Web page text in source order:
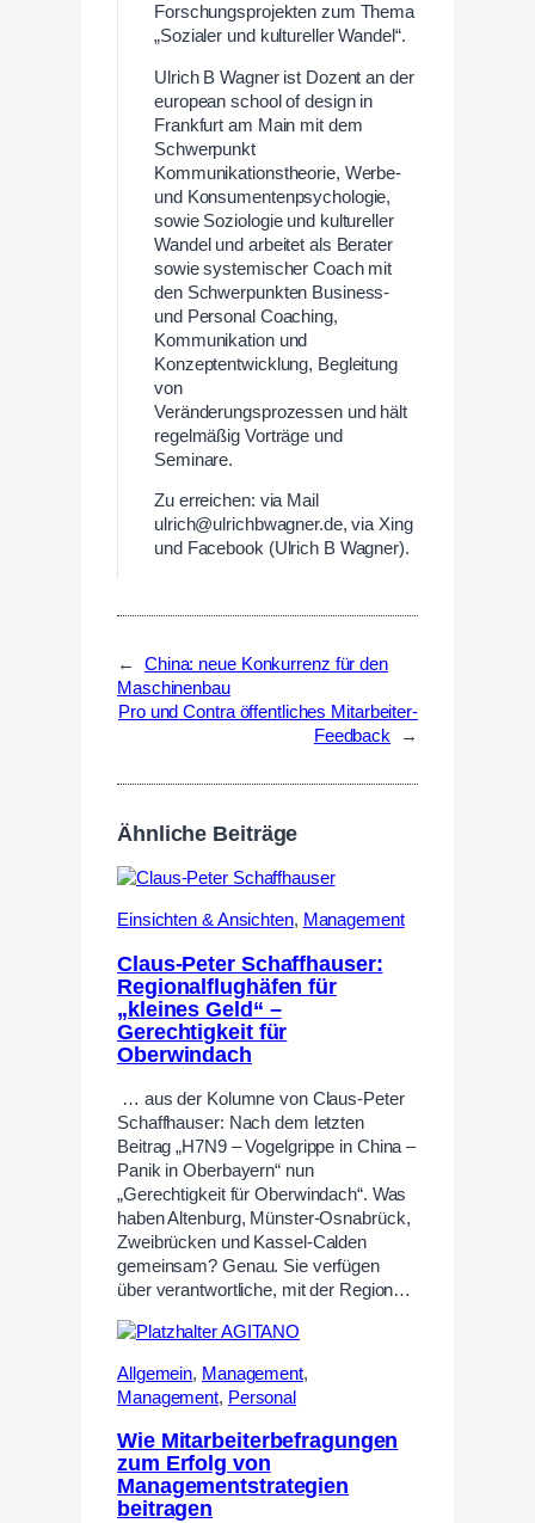
Forschungsprojekten zum Thema
„Sozialer und kultureller Wandel“.
Ulrich B Wagner ist Dozent an der
european school of design in
Frankfurt am Main mit dem
Schwerpunkt
Kommunikationstheorie, Werbe-
und Konsumentenpsychologie,
sowie Soziologie und kultureller
Wandel und arbeitet als Berater
sowie systemischer Coach mit
den Schwerpunkten Business-
und Personal Coaching,
Kommunikation und
Konzeptentwicklung, Begleitung
von
Veränderungsprozessen und hält
regelmäßig Vorträge und
Seminare.
Zu erreichen: via Mail
ulrich@ulrichbwagner.de, via Xing
und Facebook (Ulrich B Wagner).
←
China: neue Konkurrenz für den
Maschinenbau
Pro und Contra öffentliches Mitarbeiter-
Feedback
→
Ähnliche Beiträge
Einsichten & Ansichten, Management
Claus-Peter Schaffhauser:
Regionalflughäfen für
„kleines Geld“ –
Gerechtigkeit für
Oberwindach
… aus der Kolumne von Claus-Peter
Schaffhauser: Nach dem letzten
Beitrag „H7N9 – Vogelgrippe in China –
Panik in Oberbayern“ nun
„Gerechtigkeit für Oberwindach“. Was
haben Altenburg, Münster-Osnabrück,
Zweibrücken und Kassel-Calden
gemeinsam? Genau. Sie verfügen
über verantwortliche, mit der Region…
Allgemein, Management,
Management, Personal
Wie Mitarbeiterbefragungen
zum Erfolg von
Managementstrategien
beitragen